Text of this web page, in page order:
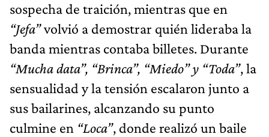
sospecha de traición, mientras que en
“Jefa”volvió a demostrar quién lideraba la
banda mientras contaba billetes. Durante
“Mucha data”, “Brinca”, “Miedo” y “Toda”, la
sensualidad y la tensión escalaron junto a
sus bailarines, alcanzando su punto
culmine en “Loca”, donde realizó un baile